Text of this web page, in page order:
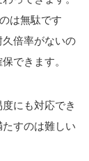
は無駄です
久倍率がないの
できます。
にも対応でき
すのは難しい